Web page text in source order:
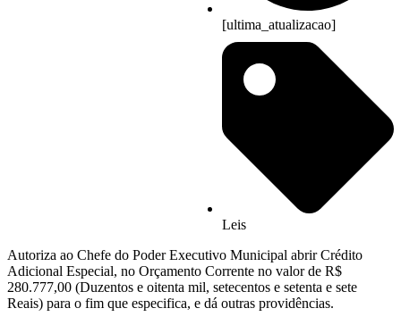
[ultima_atualizacao]
Leis
Autoriza ao Chefe do Poder Executivo Municipal abrir Crédito
Adicional Especial, no Orçamento Corrente no valor de R$
280.777,00 (Duzentos e oitenta mil, setecentos e setenta e sete
Reais) para o fim que especifica, e dá outras providências.